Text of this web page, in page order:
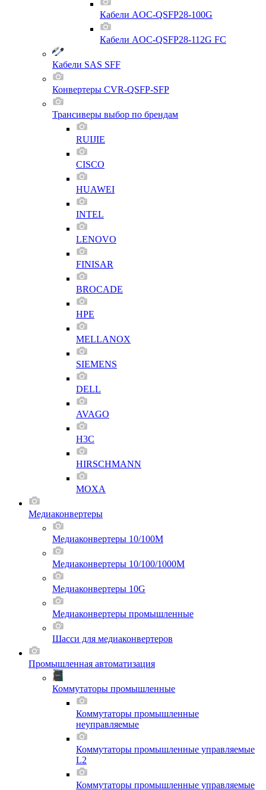
Кабели AOC-QSFP28-100G
Кабели AOC-QSFP28-112G FC
Кабели SAS SFF
Конвертеры CVR-QSFP-SFP
Трансиверы выбор по брендам
RUIJIE
CISCO
HUAWEI
INTEL
LENOVO
FINISAR
BROCADE
HPE
MELLANOX
SIEMENS
DELL
AVAGO
H3C
HIRSCHMANN
MOXA
Медиаконвертеры
Медиаконвертеры 10/100M
Медиаконвертеры 10/100/1000M
Медиаконвертеры 10G
Медиаконвертеры промышленные
Шасси для мeдиаконвертеров
Промышленная автоматизация
Коммутаторы промышленные
Коммутаторы промышленные
неуправляемые
Коммутаторы промышленные управляемые
L2
Коммутаторы промышленные управляемые